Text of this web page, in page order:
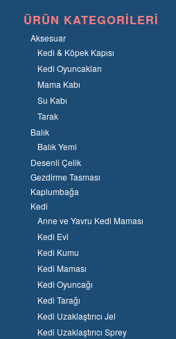
ÜRÜN KATEGORILERI
Aksesuar
Kedi & Köpek Kapısı
Kedi Oyuncakları
Mama Kabı
Su Kabı
Tarak
Balık
Balık Yemi
Desenli Çelik
Gezdirme Tasması
Kaplumbağa
Kedi
Anne ve Yavru Kedi Maması
Kedi Evi
Kedi Kumu
Kedi Maması
Kedi Oyuncağı
Kedi Tarağı
Kedi Uzaklaştırıcı Jel
Kedi Uzaklaştırıcı Sprey